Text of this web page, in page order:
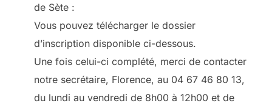
de Sète :
Vous pouvez télécharger le dossier
d’inscription disponible ci-dessous.
Une fois celui-ci complété, merci de contacter
notre secrétaire, Florence, au 04 67 46 80 13,
du lundi au vendredi de 8h00 à 12h00 et de